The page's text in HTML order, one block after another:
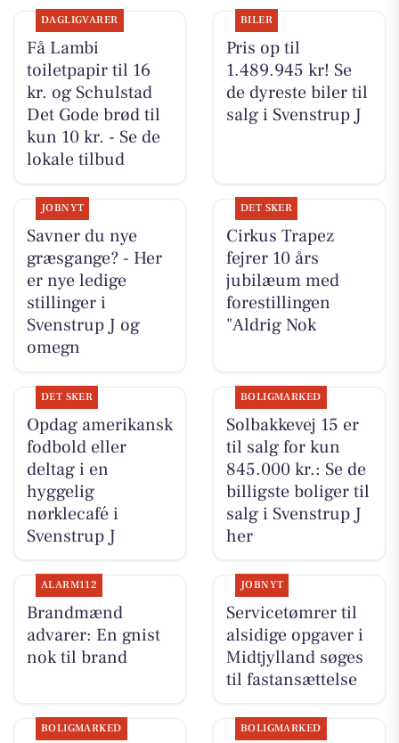
DAGLIGVARER
Få Lambi
toiletpapir til 16
kr. og Schulstad
Det Gode brød til
kun 10 kr. - Se de
lokale tilbud
BILER
Pris op til
1.489.945 kr! Se
de dyreste biler til
salg i Svenstrup J
JOBNYT
Savner du nye
græsgange? - Her
er nye ledige
stillinger i
Svenstrup J og
omegn
DET SKER
Cirkus Trapez
fejrer 10 års
jubilæum med
forestillingen
"Aldrig Nok
DET SKER
Opdag amerikansk
fodbold eller
deltag i en
hyggelig
nørklecafé i
Svenstrup J
BOLIGMARKED
Solbakkevej 15 er
til salg for kun
845.000 kr.: Se de
billigste boliger til
salg i Svenstrup J
her
ALARM112
Brandmænd
advarer: En gnist
nok til brand
JOBNYT
Servicetømrer til
alsidige opgaver i
Midtjylland søges
til fastansættelse
BOLIGMARKED BOLIGMARKED